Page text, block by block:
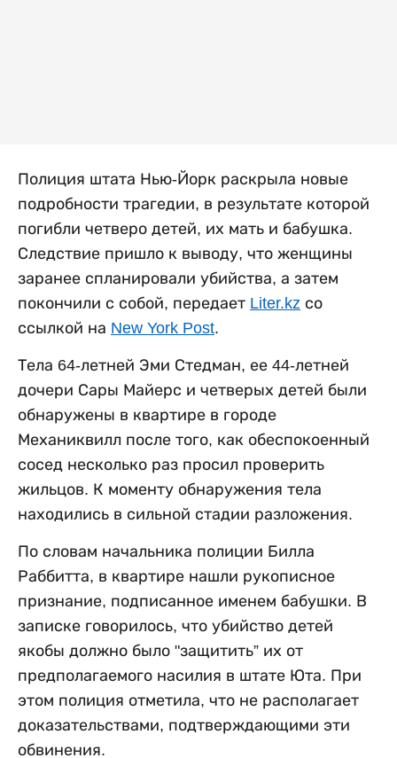
Полиция штата Нью-Йорк раскрыла новые
подробности трагедии, в результате которой
погибли четверо детей, их мать и бабушка.
Следствие пришло к выводу, что женщины
заранее спланировали убийства, а затем
покончили с собой, передает Liter.kz со
ссылкой на New York Post.
Тела 64-летней Эми Стедман, ее 44-летней
дочери Сары Майерс и четверых детей были
обнаружены в квартире в городе
Механиквилл после того, как обеспокоенный
сосед несколько раз просил проверить
жильцов. К моменту обнаружения тела
находились в сильной стадии разложения.
По словам начальника полиции Билла
Раббитта, в квартире нашли рукописное
признание, подписанное именем бабушки. В
записке говорилось, что убийство детей
якобы должно было "защитить” их от
предполагаемого насилия в штате Юта. При
этом полиция отметила, что не располагает
доказательствами, подтверждающими эти
обвинения.